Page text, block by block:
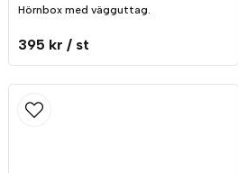
Hörnbox med vägguttag.
395 kr / st